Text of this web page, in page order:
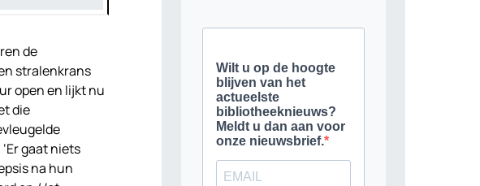
de
stralenkrans
open en lijkt nu
die
gaat niets
na hun